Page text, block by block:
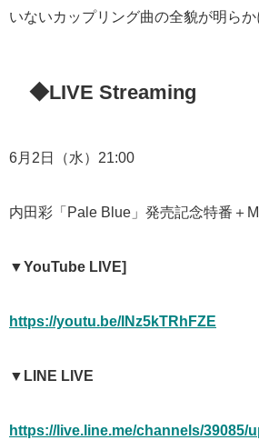
いないカップリング曲の全貌が明らか
◆LIVE Streaming
6月2日（水）21:00
内田彩「Pale Blue」発売記念特番＋
▼YouTube LIVE]
https://youtu.be/INz5kTRhFZE
▼LINE LIVE
https://live.line.me/channels/39085/